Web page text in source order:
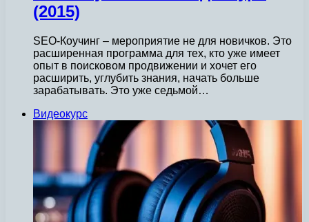
(2015)
SEO-Коучинг – мероприятие не для новичков. Это
расширенная программа для тех, кто уже имеет
опыт в поисковом продвижении и хочет его
расширить, углубить знания, начать больше
зарабатывать. Это уже седьмой…
Видеокурс